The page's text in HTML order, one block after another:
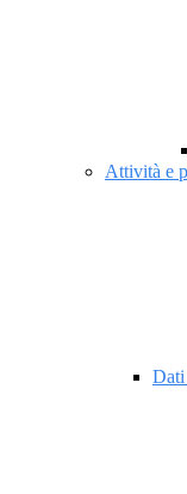
Attività e
Dati